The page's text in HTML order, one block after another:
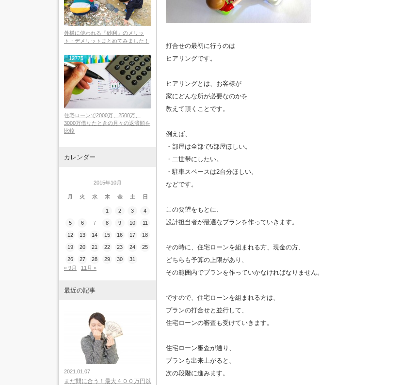
打合せの最初に行うのは
ヒアリングです。
ヒアリングとは、お客様が
家にどんな所が必要なのかを
教えて頂くことです。
例えば、
・部屋は全部で5部屋ほしい。
・二世帯にしたい。
・駐車スペースは2台分ほしい。
などです。
この要望をもとに、
設計担当者が最適なプランを作っていきます。
その時に、住宅ローンを組まれる方、現金の方、
どちらも予算の上限があり、
その範囲内でプランを作っていかなければなりません。
ですので、住宅ローンを組まれる方は、
プランの打合せと並行して、
住宅ローンの審査も受けていきます。
住宅ローン審査が通り、
プランも出来上がると、
次の段階に進みます。
外構に使われる『砂利』のメリッ
ト・デメリットまとめてみました！
12775
住宅ローンで2000万、2500万、
3000万借りたときの月々の返済額を
比較
カレンダー
2015年10月
月 火 水 木 金 土 日
1 2 3 4
5 6 7 8 9 10 11
12 13 14 15 16 17 18
19 20 21 22 23 24 25
26 27 28 29 30
31
« 9月
11月 »
最近の記事
2021.01.07
まだ間に合う！最大４００万円以